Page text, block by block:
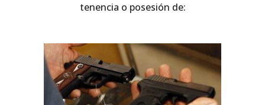
tenencia o posesión de: